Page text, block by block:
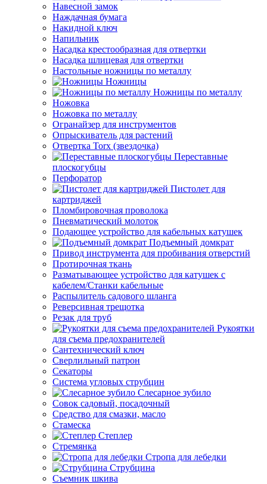
Навесной замок
Наждачная бумага
Накидной ключ
Напильник
Насадка крестообразная для отвертки
Насадка шлицевая для отвертки
Настольные ножницы по металлу
Ножницы
Ножницы по металлу
Ножовка
Ножовка по металлу
Огранайзер для инструментов
Опрыскиватель для растений
Отвертка Torx (звездочка)
Переставные
плоскогубцы
Перфоратор
Пистолет для
картриджей
Пломбировочная проволока
Пневматический молоток
Подающее устройство для кабельных катушек
Подъемный домкрат
Привод инструмента для пробивания отверстий
Протирочная ткань
Разматывающее устройство для катушек с
кабелем/Станки кабельные
Распылитель садового шланга
Реверсивная трещотка
Резак для труб
Рукоятки
для съема предохранителей
Сантехнический ключ
Сверлильный патрон
Секаторы
Система угловых струбцин
Слесарное зубило
Совок садовый, посадочный
Средство для смазки, масло
Стамеска
Степлер
Стремянка
Стропа для лебедки
Струбцина
Съемник шкива